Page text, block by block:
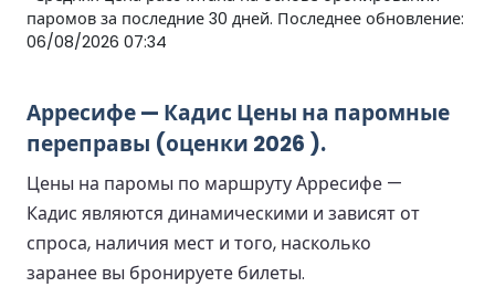
паромов за последние 30 дней. Последнее обновление:
06/08/2026 07:34
Арресифе — Кадис Цены на паромные
переправы (оценки 2026 ).
Цены на паромы по маршруту Арресифе —
Кадис являются динамическими и зависят от
спроса, наличия мест и того, насколько
заранее вы бронируете билеты.